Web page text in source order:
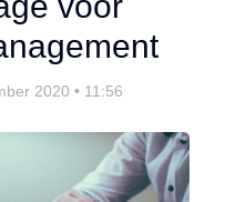
2020 • 11:56